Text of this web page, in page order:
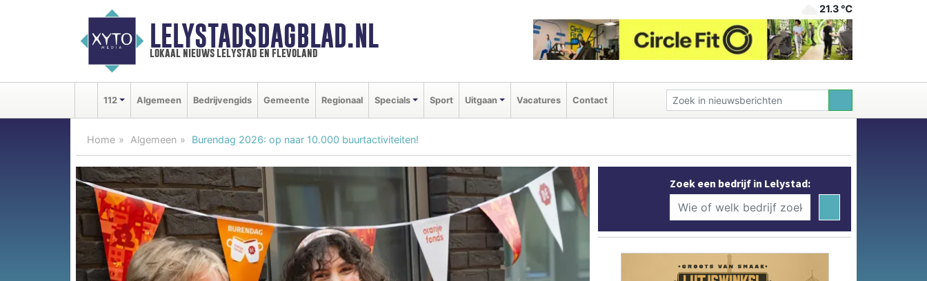
LELYSTADSDAGBLAD.NL
lokaal nieuws lelystad en flevoland
21.3 ℃
112 Algemeen Bedrijvengids Gemeente Regionaal Specials Sport Uitgaan Vacatures Contact
Home Algemeen Burendag 2026: op naar 10.000 buurtactiviteiten!
Zoek een bedrijf in Lelystad: